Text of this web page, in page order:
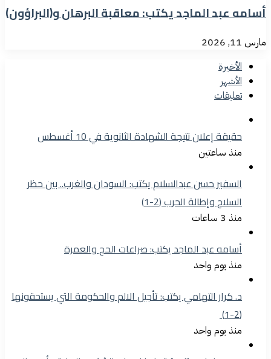
أسامه عبد الماجد يكتب: معاقبة البرهان و(البراؤون)
مارس 11, 2026
الأخيرة
الأشهر
تعليقات
حقيقة إعلان نتيجة الشهادة الثانوية في 10 أغسطس
منذ ساعتين
السفير حسن عبدالسلام يكتب: السودان والغرب.. بين حظر
السلاح وإطالة الحرب (2-1)
منذ 3 ساعات
أسامه عبد الماجد يكتب: صراعات الحج والعمرة
منذ يوم واحد
د. كرار التهامي يكتب: تأجيل الالم والحكومة التي يستحقونها
(2-1)
منذ يوم واحد